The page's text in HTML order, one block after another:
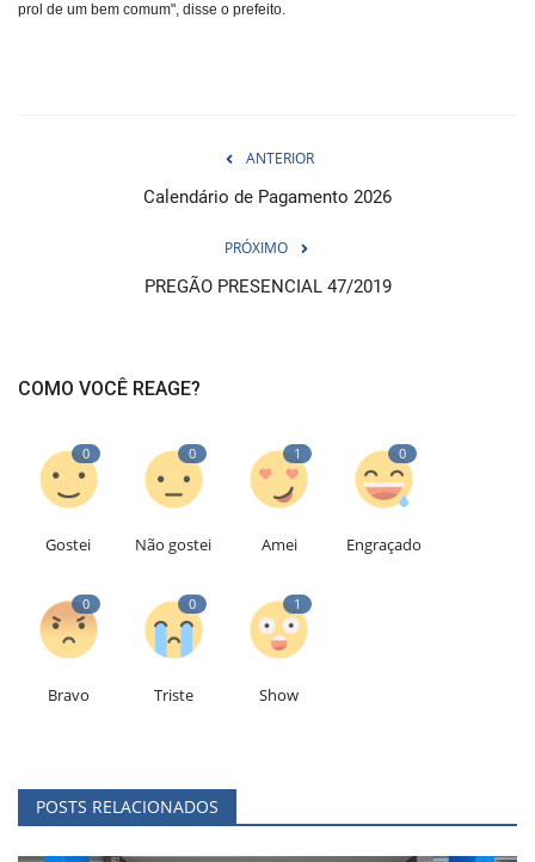
prol de um bem comum", disse o prefeito.
ANTERIOR
Calendário de Pagamento 2026
PRÓXIMO
PREGÃO PRESENCIAL 47/2019
COMO VOCÊ REAGE?
0
Gostei
0
Não gostei
1
Amei
0
Engraçado
0
Bravo
0
Triste
1
Show
POSTS RELACIONADOS